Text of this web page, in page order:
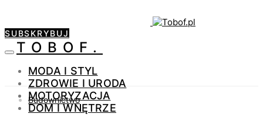
SUBSKRYBUJ
TOBOF.
MODA I STYL
ZDROWIE I URODA
MOTORYZACJA
DOM I WNĘTRZE
Budownictwo